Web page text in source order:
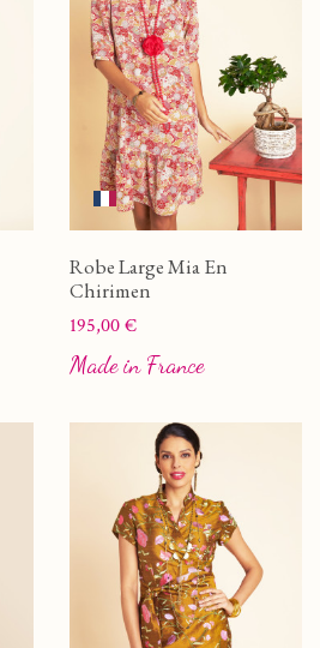
Robe Large Mia En
Chirimen
Prix
195,00 €
Made in France